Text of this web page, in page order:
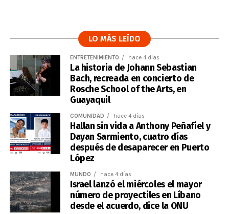
LO MÁS LEÍDO
ENTRETENIMIENTO hace 4 días
La historia de Johann Sebastian
Bach, recreada en concierto de
Rosche School of the Arts, en
Guayaquil
COMUNIDAD hace 4 días
Hallan sin vida a Anthony Peñafiel y
Dayan Sarmiento, cuatro días
después de desaparecer en Puerto
López
MUNDO hace 4 días
Israel lanzó el miércoles el mayor
número de proyectiles en Líbano
desde el acuerdo, dice la ONU